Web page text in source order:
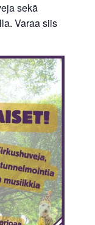
sekä
Varaa siis